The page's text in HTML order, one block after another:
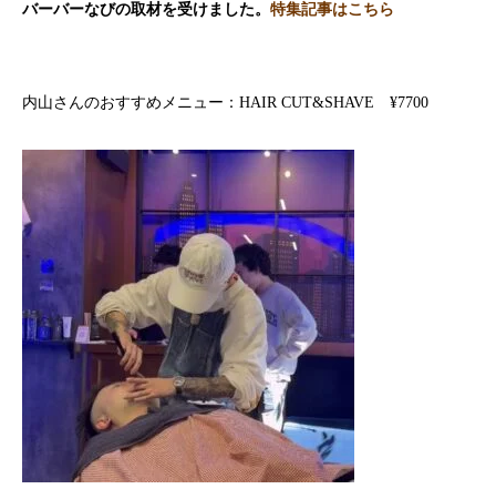
バーバーなびの取材を受けました。 特集記事はこちら
内山さんのおすすめメニュー：HAIR CUT&SHAVE ¥7700